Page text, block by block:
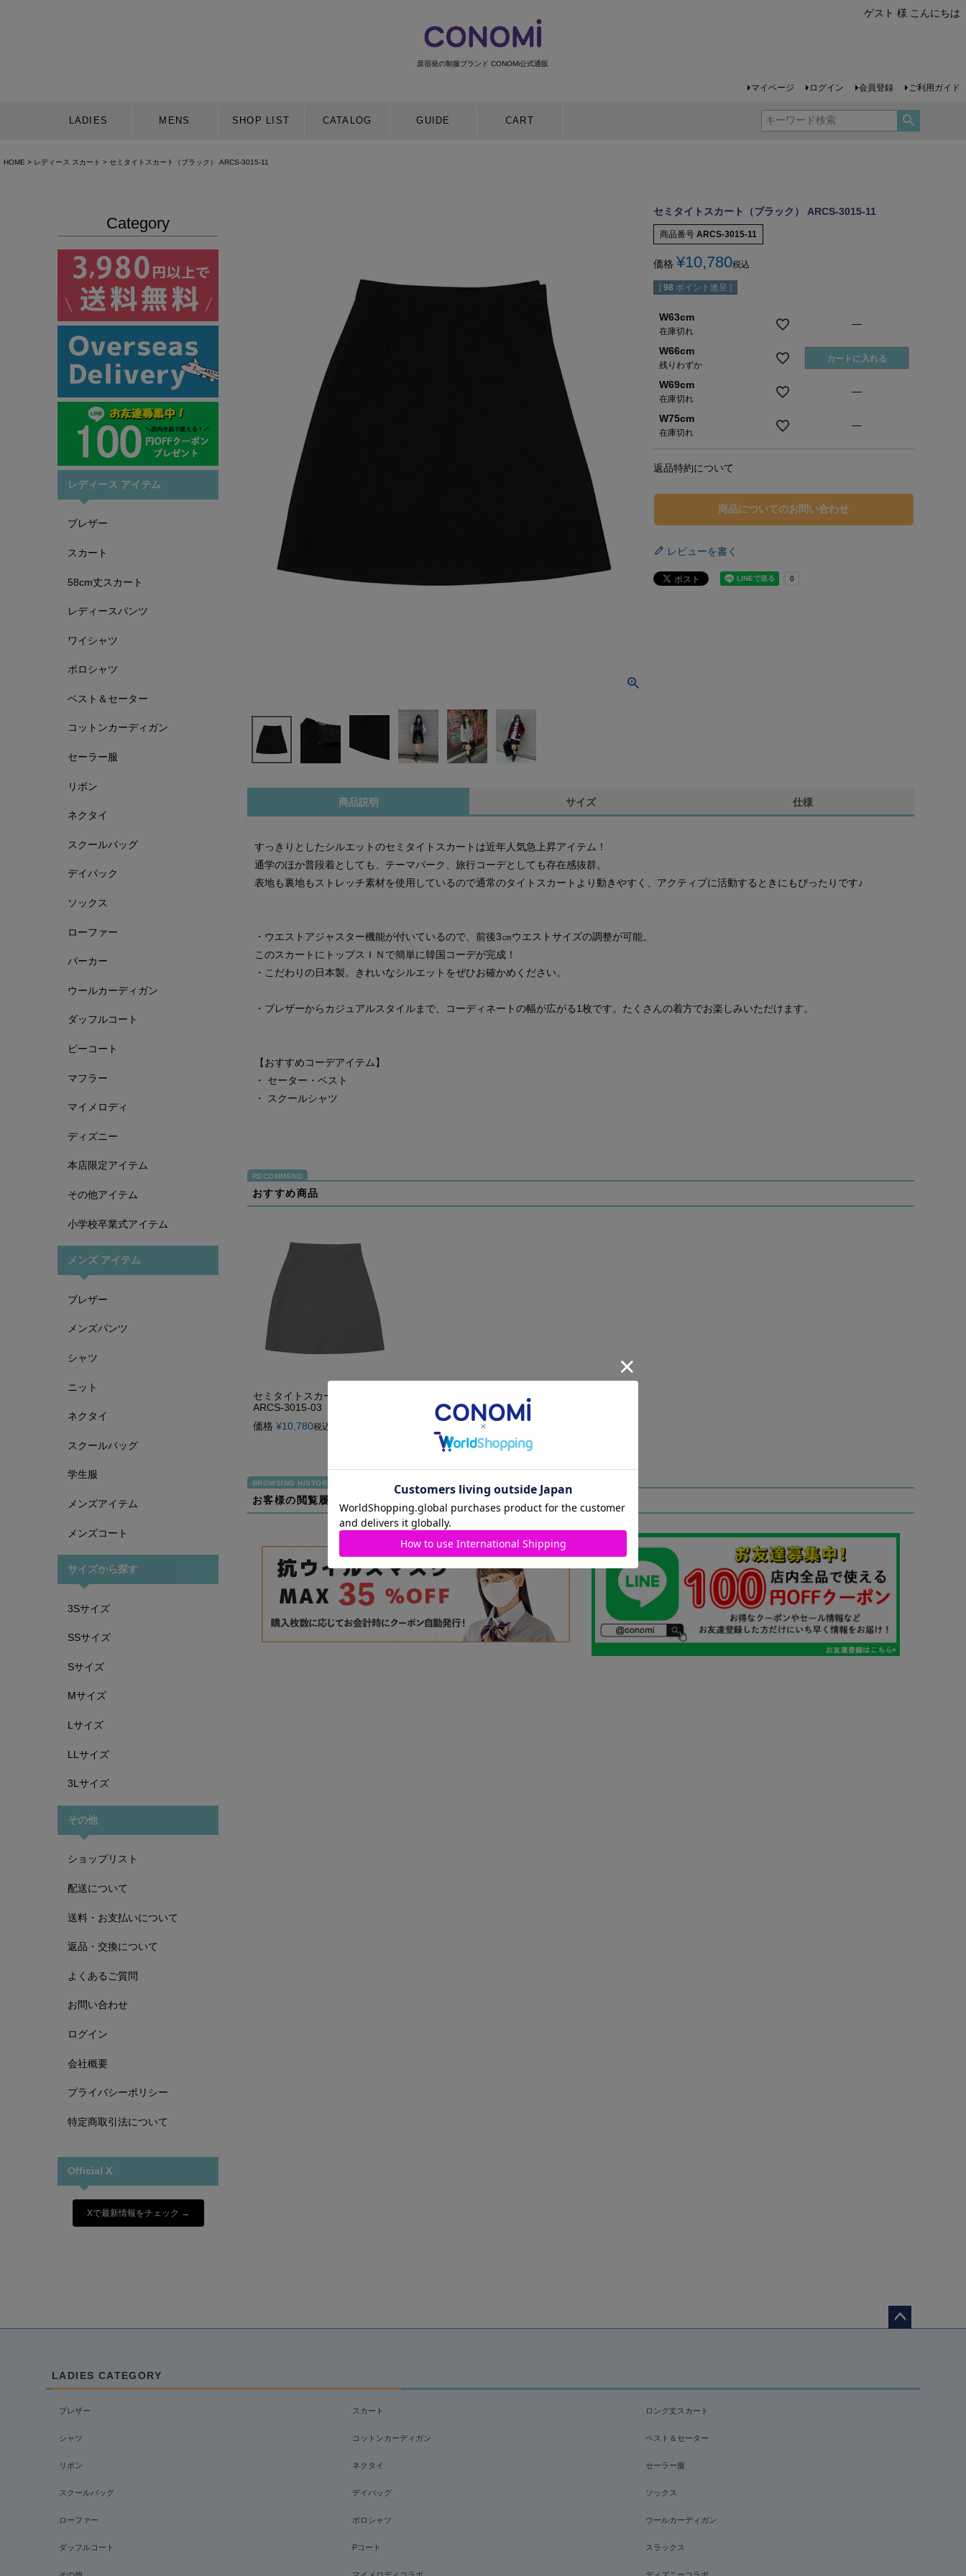
原宿発の制服ブランド CONOMi公式通販
ゲスト 様 こんにちは
マイページ ログイン 会員登録 ご利用ガイド
LADIES MENS SHOP LIST CATALOG GUIDE CART
HOME レディース スカート セミタイトスカート（ブラック） ARCS-3015-11
Category
レディース アイテム
ブレザー
スカート
58cm丈スカート
レディースパンツ
ワイシャツ
ポロシャツ
ベスト＆セーター
コットンカーディガン
セーラー服
リボン
ネクタイ
スクールバッグ
デイパック
ソックス
ローファー
パーカー
ウールカーディガン
ダッフルコート
ピーコート
マフラー
マイメロディ
ディズニー
本店限定アイテム
その他アイテム
小学校卒業式アイテム
メンズ アイテム
ブレザー
メンズパンツ
シャツ
ニット
ネクタイ
スクールバッグ
学生服
メンズアイテム
メンズコート
サイズから探す
3Sサイズ
SSサイズ
Sサイズ
Mサイズ
Lサイズ
LLサイズ
3Lサイズ
その他
ショップリスト
配送について
送料・お支払いについて
返品・交換について
よくあるご質問
お問い合わせ
ログイン
会社概要
プライバシーポリシー
特定商取引法について
Official X
Xで最新情報をチェック →
セミタイトスカート（ブラック） ARCS-3015-11
商品番号 ARCS-3015-11
価格 ¥10,780税込
[ 98 ポイント進呈 ]
W63cm
在庫切れ
—
W66cm
残りわずか
カートに入れる
W69cm
在庫切れ
—
W75cm
在庫切れ
—
返品特約について
商品についてのお問い合わせ
レビューを書く
商品説明 サイズ 仕様
すっきりとしたシルエットのセミタイトスカートは近年人気急上昇アイテム！
通学のほか普段着としても、テーマパーク、旅行コーデとしても存在感抜群。
表地も裏地もストレッチ素材を使用しているので通常のタイトスカートより動きやすく、アクティブに活動するときにもぴったりです♪
・ウエストアジャスター機能が付いているので、前後3㎝ウエストサイズの調整が可能。
このスカートにトップスＩＮで簡単に韓国コーデが完成！
・こだわりの日本製。きれいなシルエットをぜひお確かめください。
・ブレザーからカジュアルスタイルまで、コーディネートの幅が広がる1枚です。たくさんの着方でお楽しみいただけます。
【おすすめコーデアイテム】
・ セーター・ベスト
・
スクールシャツ
おすすめ商品
セミタイトスカート（グレー）
ARCS-3015-03
価格 ¥10,780税込
お客様の閲覧履歴
LADIES CATEGORY
ブレザー スカート ロング丈スカート
シャツ コットンカーディガン ベスト＆セーター
リボン ネクタイ セーラー服
スクールバッグ デイバッグ ソックス
ローファー ポロシャツ ウールカーディガン
ダッフルコート Pコート スラックス